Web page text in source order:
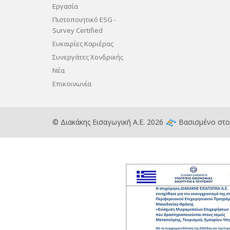
Εργασία
Πιστοποιητικό ESG -
Survey Certified
Ευκαιρίες Καριέρας
Συνεργάτες Χονδρικής
Νέα
Επικοινωνία
© Διακάκης Εισαγωγική Α.Ε. 2026 Βασισμένο